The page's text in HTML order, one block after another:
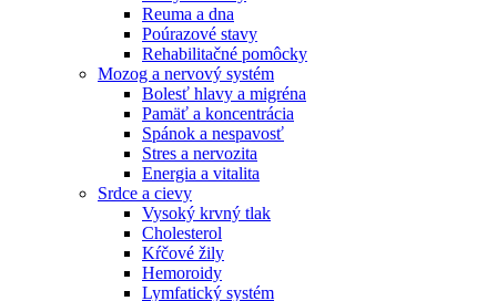
Reuma a dna
Poúrazové stavy
Rehabilitačné pomôcky
Mozog a nervový systém
Bolesť hlavy a migréna
Pamäť a koncentrácia
Spánok a nespavosť
Stres a nervozita
Energia a vitalita
Srdce a cievy
Vysoký krvný tlak
Cholesterol
Kŕčové žily
Hemoroidy
Lymfatický systém